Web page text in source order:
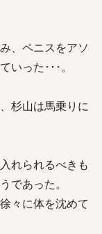
、ペニスをアソ
いった･･･。
杉山は馬乗りに
れられるべきも
であった。
々に体を沈めて